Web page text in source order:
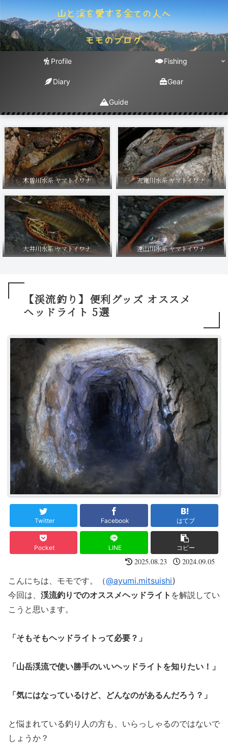
Profile Fishing
Diary Gear
Guide
木曽川水系 ヤマトイワナ 天竜川水系 ヤマトイワナ
大井川水系 ヤマトイワナ 遠山川水系 ヤマトイワナ
【渓流釣り】便利グッズ オススメ
ヘッドライト 5選
Twitter Facebook はてブ
Pocket LINE コピー
2025.08.23 2024.09.05
こんにちは、モモです。（@ayumi.mitsuishi)
今回は、 渓流釣りでのオススメヘッドライト を解説してい
こうと思います。
「そもそもヘッドライトって必要？」
「山岳渓流で使い勝手のいいヘッドライトを知りたい！」
「気にはなっているけど、どんなのがあるんだろう？」
と悩まれている釣り人の方も、いらっしゃるのではないで
しょうか？